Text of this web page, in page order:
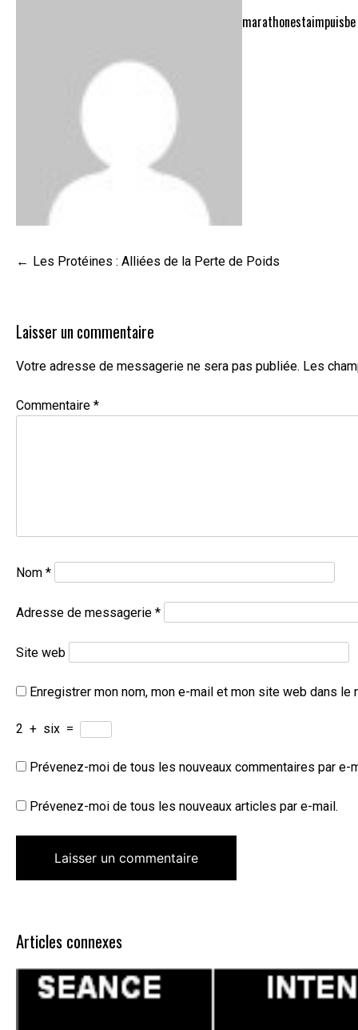
marathonestaimpuisbe
Navigation
Les Protéines : Alliées de la Perte de Poids
Laisser un commentaire
Votre adresse de messagerie ne sera pas publiée. Les
Commentaire *
Nom *
Adresse de messagerie *
Site web
Enregistrer mon nom, mon e-mail et mon site web dans le
2 + six =
Prévenez-moi de tous les nouveaux commentaires par e-
Prévenez-moi de tous les nouveaux articles par e-mail.
Articles connexes